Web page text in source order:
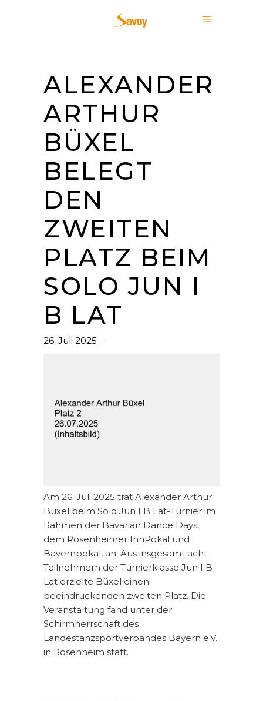
ALEXANDER
ARTHUR
BÜXEL
BELEGT
DEN
ZWEITEN
PLATZ BEIM
SOLO JUN I
B LAT
26. Juli 2025
Am 26. Juli 2025 trat Alexander Arthur
Büxel beim Solo Jun I B Lat-Turnier im
Rahmen der Bavarian Dance Days,
dem Rosenheimer InnPokal und
Bayernpokal, an. Aus insgesamt acht
Teilnehmern der Turnierklasse Jun I B
Lat erzielte Büxel einen
beeindruckenden zweiten Platz. Die
Veranstaltung fand unter der
Schirmherrschaft des
Landestanzsportverbandes Bayern e.V.
in Rosenheim statt.